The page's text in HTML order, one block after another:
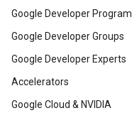
Google Developer Program
Google Developer Groups
Google Developer Experts
Accelerators
Google Cloud & NVIDIA